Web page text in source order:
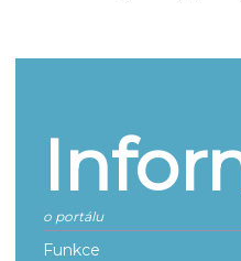
o portálu
Funkce